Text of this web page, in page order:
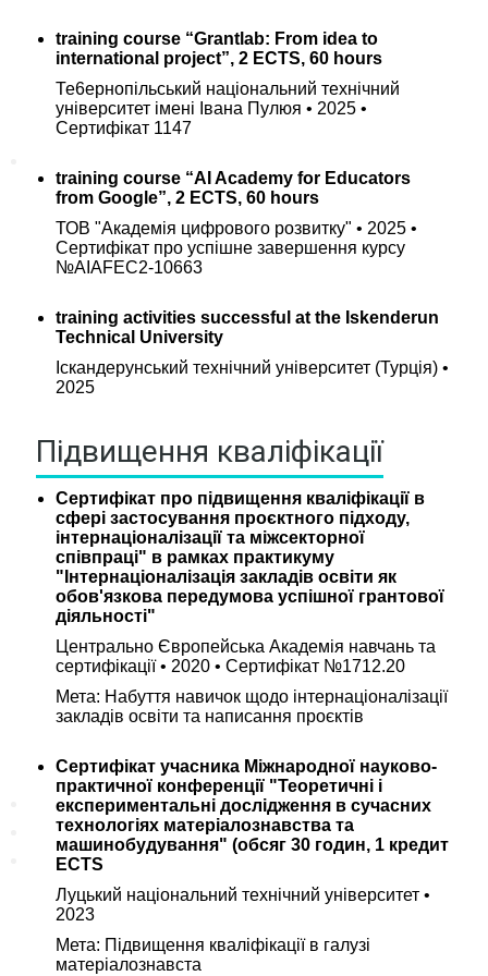
СПОРУД
ПРОЕКТУВАННЯ
ЗАЛІЗОБЕТОННИХ І
МУРОВАНИХ
КОНСТРУКЦІЙ
контролю будівельних
конструкцій
Лабораторія гідравліки, тепло-
водо газо постачання та
вентиляції
конструкційних матеріалів
Лабораторія будівельного
матеріалознавства
Науково-випробувальна
конструкцій
Науково-дослідна лабораторія
тріщиностійкості матеріалів
Лабораторія інженерної геодезії
Навчальна аудиторія для
іноземних студентів
Науково-дослідна лабораторія
електронної мікроскопії
Лабораторія матеріалознавства
Лекційна аудиторія архітектури
та технології будівництва
Лабораторія автоматизованого
Лекційна аудиторія
training course “Grantlab: From idea to
international project”, 2 ECTS, 60 hours
Те6ернопільський національний технічний
університет імені Івана Пулюя • 2025 •
Сертифікат 1147
training course “AI Academy for Educators
from Google”, 2 ECTS, 60 hours
ТОВ "Академія цифрового розвитку" • 2025 •
Сертифікат про успішне завершення курсу
№AIAFEC2-10663
training activities successful at the Iskenderun
Technical University
Іскандерунський технічний університет (Турція) •
2025
Підвищення кваліфікації
Сертифікат про підвищення кваліфікації в
сфері застосування проєктного підходу,
інтернаціоналізації та міжсекторної
співпраці" в рамках практикуму
"Інтернаціоналізація закладів освіти як
обов'язкова передумова успішної грантової
діяльності"
Центрально Європейська Академія навчань та
сертифікації • 2020 • Сертифікат №1712.20
Мета: Набуття навичок щодо інтернаціоналізації
закладів освіти та написання проєктів
Сертифікат учасника Міжнародної науково-
практичної конференції "Теоретичні і
експериментальні дослідження в сучасних
технологіях матеріалознавства та
машинобудування" (обсяг 30 годин, 1 кредит
ECTS
Луцький національний технічний університет •
2023
Мета: Підвищення кваліфікації в галузі
матеріалознавста